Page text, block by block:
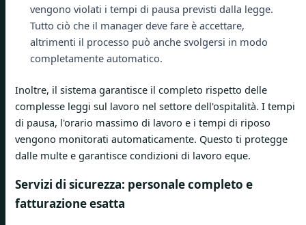
vengono violati i tempi di pausa previsti dalla legge.
Tutto ciò che il manager deve fare è accettare,
altrimenti il ​​processo può anche svolgersi in modo
completamente automatico.
Inoltre, il sistema garantisce il completo rispetto delle
complesse leggi sul lavoro nel settore dell'ospitalità. I tempi
di pausa, l'orario massimo di lavoro e i tempi di riposo
vengono monitorati automaticamente. Questo ti protegge
dalle multe e garantisce condizioni di lavoro eque.
Servizi di sicurezza: personale completo e
fatturazione esatta